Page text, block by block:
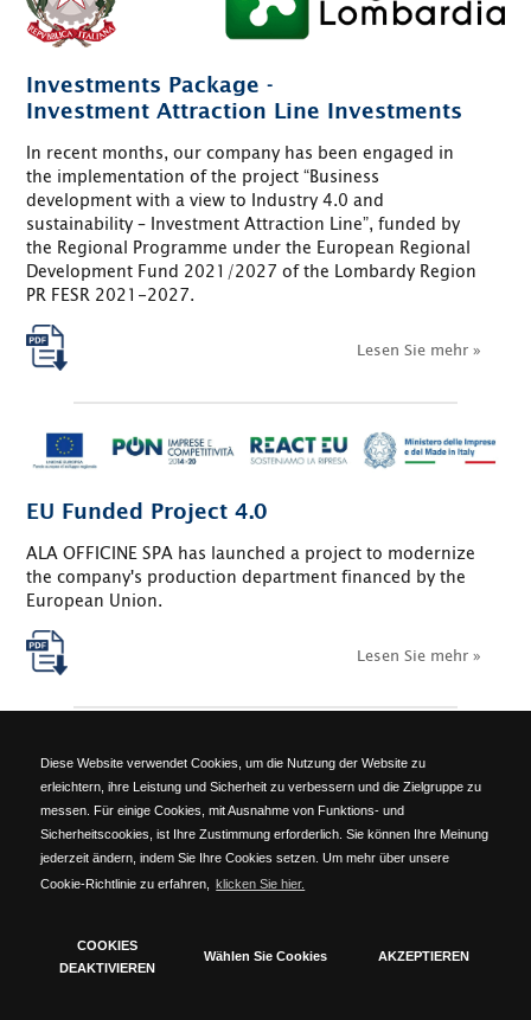
Diese Website verwendet Cookies, um die Nutzung der Website zu
erleichtern, ihre Leistung und Sicherheit zu verbessern und die Zielgruppe zu
messen. Für einige Cookies, mit Ausnahme von Funktions- und
Sicherheitscookies, ist Ihre Zustimmung erforderlich. Sie können Ihre Meinung
jederzeit ändern, indem Sie Ihre Cookies setzen. Um mehr über unsere
Cookie-Richtlinie zu erfahren,
klicken Sie hier.
COOKIES
DEAKTIVIEREN
Wählen Sie Cookies AKZEPTIEREN
Investments Package -
Investment Attraction Line Investments
In recent months, our company has been engaged in
the implementation of the project “Business
development with a view to Industry 4.0 and
sustainability – Investment Attraction Line”, funded by
the Regional Programme under the European Regional
Development Fund 2021/2027 of the Lombardy Region
PR FESR 2021-2027.
Lesen Sie mehr »
EU Funded Project 4.0
ALA OFFICINE SPA has launched a project to modernize
the company's production department financed by the
European Union.
Lesen Sie mehr »
ALA OFFICINE SPA
Località Ponte del Cantone, 5 - 25010 Pozzolengo (BS) - ITALY -
Phone: +39 030 918223 - Telefax: +39 030 918576 -
info@alaofficine.it
12005 Taxpayer's code 00629240177 - VAT No.: 00573680980
cookies policy-privacy policy